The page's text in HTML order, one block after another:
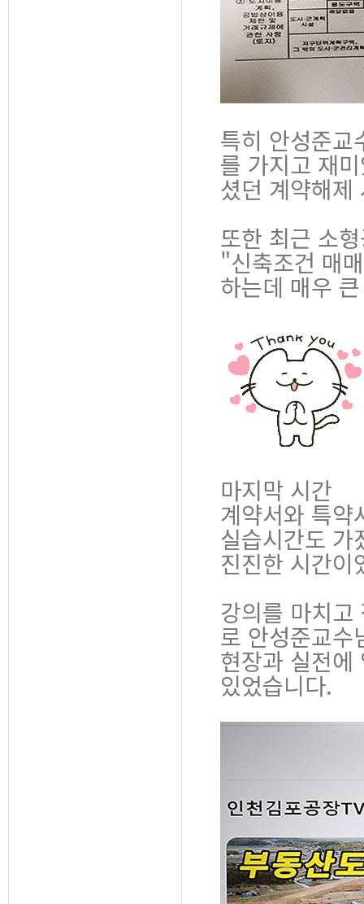
특히 안성준교
를 가지고 재
셨던 계약해제
또한 최근 소
"신축조건 매
하는데 매우
마지막 시간
계약서와 특약
실습시간도
진진한 시간이
강의를 마치고
로 안성준교
현장과 실전에
있었습니다.